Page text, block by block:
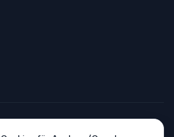
DSGVO-konform · Hosting in Deutschland